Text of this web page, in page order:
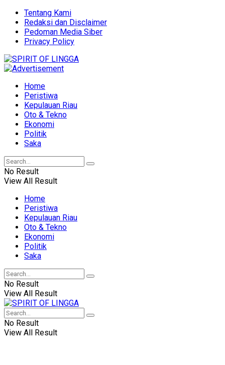
Tentang Kami
Redaksi dan Disclaimer
Pedoman Media Siber
Privacy Policy
Home
Peristiwa
Kepulauan Riau
Oto & Tekno
Ekonomi
Politik
Saka
No Result
View All Result
Home
Peristiwa
Kepulauan Riau
Oto & Tekno
Ekonomi
Politik
Saka
No Result
View All Result
No Result
View All Result